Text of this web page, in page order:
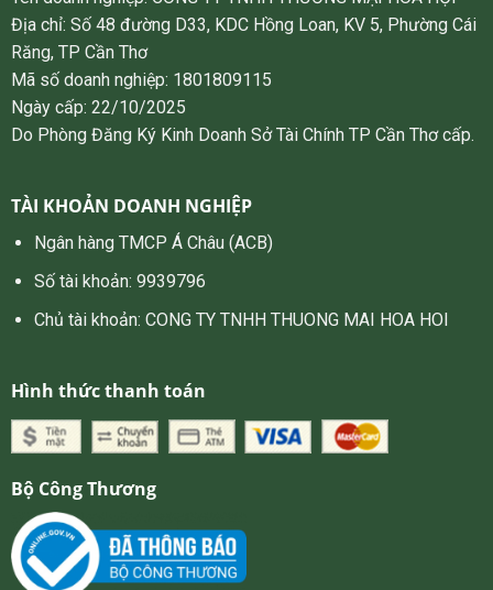
Địa chỉ: Số 48 đường D33, KDC Hồng Loan, KV 5, Phường Cái
Răng, TP Cần Thơ
Mã số doanh nghiệp: 1801809115
Ngày cấp: 22/10/2025
Do Phòng Đăng Ký Kinh Doanh Sở Tài Chính TP Cần Thơ cấp.
TÀI KHOẢN DOANH NGHIỆP
Ngân hàng TMCP Á Châu (ACB)
Số tài khoản: 9939796
Chủ tài khoản: CONG TY TNHH THUONG MAI HOA HOI
Hình thức thanh toán
Bộ Công Thương